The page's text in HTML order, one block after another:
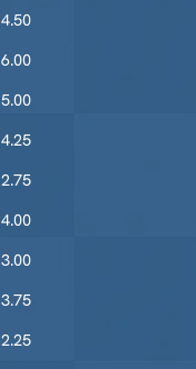
4.50
6.00
5.00
4.25
2.75
4.00
3.00
3.75
2.25